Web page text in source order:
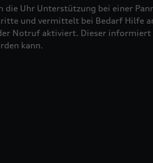
die Uhr Unterstützung bei einer
und vermittelt bei Bedarf Hilfe
Notruf aktiviert. Dieser informiert
kann.